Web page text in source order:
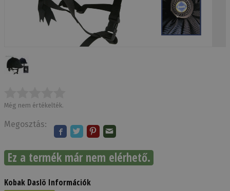
Még nem értékelték.
Megosztás:
Ez a termék már nem elérhető.
Kobak Daslö Információk